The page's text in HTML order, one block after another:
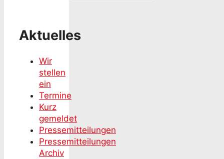
Aktuelles
Wir
stellen
ein
Termine
Kurz
gemeldet
Pressemitteilungen
Pressemitteilungen
Archiv